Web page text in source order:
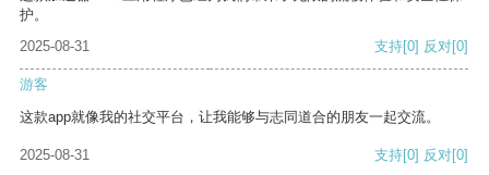
护。
2025-08-31
支持[0] 反对[0]
游客
这款app就像我的社交平台，让我能够与志同道合的朋友一起交流。
2025-08-31 支持[0] 反对[0]